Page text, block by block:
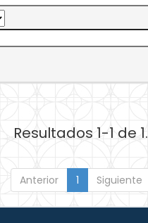
Resultados 1-1 de 1.
Anterior 1 Siguiente